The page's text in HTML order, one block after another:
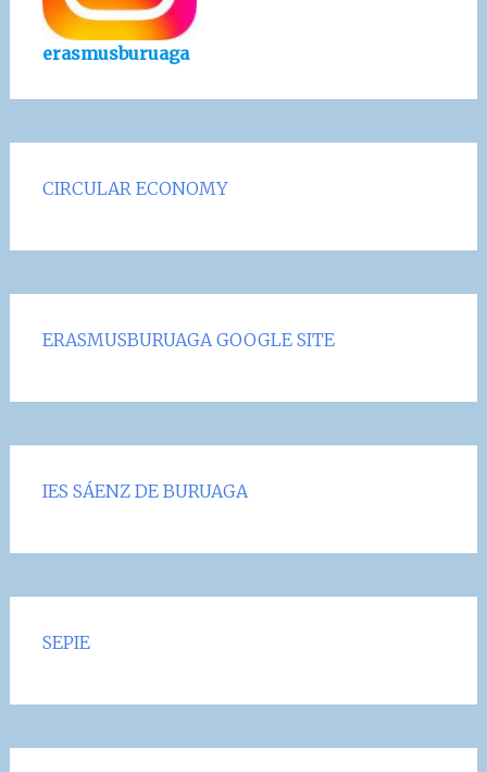
erasmusburuaga
CIRCULAR ECONOMY
ERASMUSBURUAGA GOOGLE SITE
IES SÁENZ DE BURUAGA
SEPIE